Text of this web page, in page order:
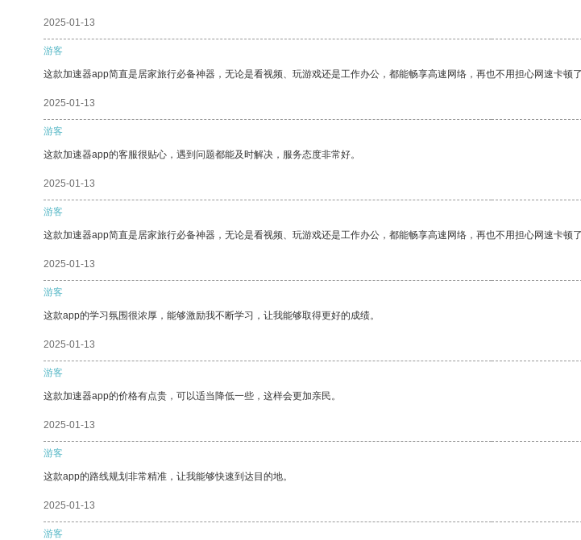
2025-01-13
游客
这款加速器app简直是居家旅行必备神器，无论是看视频、玩游戏还是工作办公，都能畅享高速网络，再也不用担心网速卡
2025-01-13
游客
这款加速器app的客服很贴心，遇到问题都能及时解决，服务态度非常好。
2025-01-13
游客
这款加速器app简直是居家旅行必备神器，无论是看视频、玩游戏还是工作办公，都能畅享高速网络，再也不用担心网速卡顿了
2025-01-13
游客
这款app的学习氛围很浓厚，能够激励我不断学习，让我能够取得更好的成绩。
2025-01-13
游客
这款加速器app的价格有点贵，可以适当降低一些，这样会更加亲民。
2025-01-13
游客
这款app的路线规划非常精准，让我能够快速到达目的地。
2025-01-13
游客